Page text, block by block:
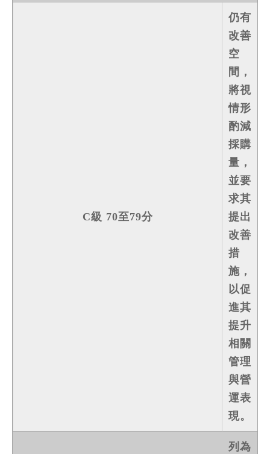
C級 70至79分
仍有
改善
空
間，
將視
情形
酌減
採購
量，
並要
求其
提出
改善
措
施，
以促
進其
提升
相關
管理
與營
運表
現。
列為